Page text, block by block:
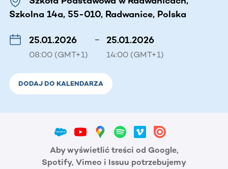
Szkolna 14a, 55-010, Radwanice, Polska
25.01.2026
08:00 (GMT+1)
– 25.01.2026
14:00 (GMT+1)
DODAJ DO KALENDARZA
Aby wyświetlić treści od Google,
Spotify, Vimeo i Issuu potrzebujemy